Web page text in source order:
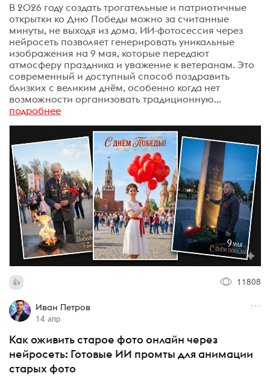
В 2026 году создать трогательные и патриотичные
открытки ко Дню Победы можно за считанные
минуты, не выходя из дома. ИИ-фотосессия через
нейросеть позволяет генерировать уникальные
изображения на 9 мая, которые передают
атмосферу праздника и уважение к ветеранам. Это
современный и доступный способ поздравить
близких с великим днём, особенно когда нет
возможности организовать традиционную...
подробнее
11808
Иван Петров
14 апр
Как оживить старое фото онлайн через
нейросеть: Готовые ИИ промты для анимации
старых фото